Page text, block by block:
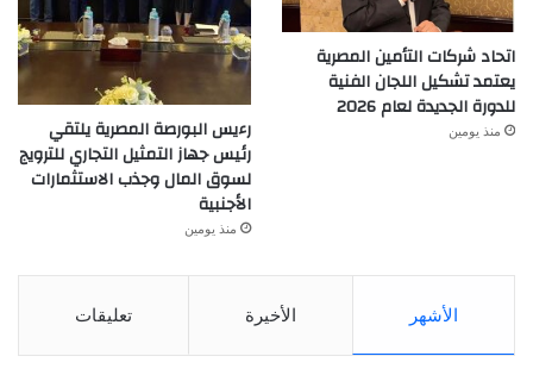
اتحاد شركات التأمين المصرية
يعتمد تشكيل اللجان الفنية
للدورة الجديدة لعام 2026
منذ يومين
رءيس البورصة المصرية يلتقي
رئيس جهاز التمثيل التجاري للترويج
لسوق المال وجذب الاستثمارات
الأجنبية
منذ يومين
الأشهر الأخيرة تعليقات